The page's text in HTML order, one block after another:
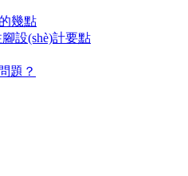
幾點
設(shè)計要點
題？